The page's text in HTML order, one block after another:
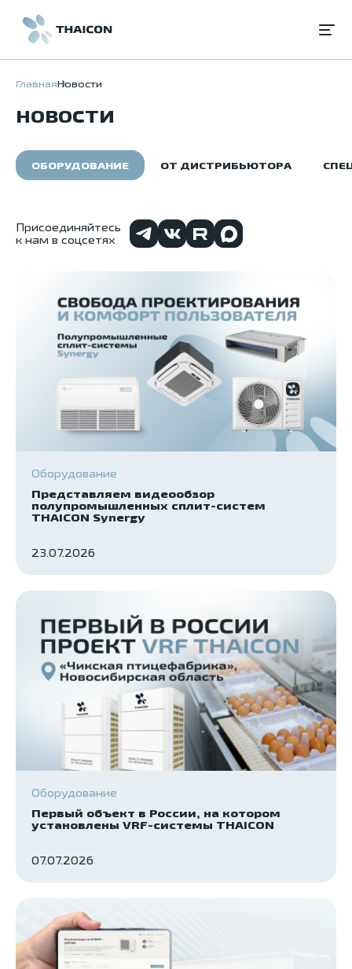
ГлавнаяНовости
НОВОСТИ
ОБОРУДОВАНИЕ ОТ ДИСТРИБЬЮТОРА
Присоединяйтесь
к нам в соцсетях
Оборудование
Представляем видеообзор
полупромышленных сплит-систем
THAICON Synergy
23.07.2026
Оборудование
Первый объект в России, на котором
установлены VRF-системы THAICON
07.07.2026